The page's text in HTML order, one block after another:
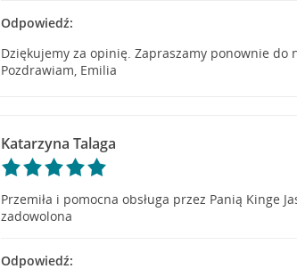
Odpowiedź:
Dziękujemy za opinię. Zapraszamy ponownie do
Pozdrawiam, Emilia
Katarzyna Talaga
Przemiła i pomocna obsługa przez Panią Kinge
zadowolona
Odpowiedź: